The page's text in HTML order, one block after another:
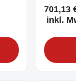
701,13
inkl.